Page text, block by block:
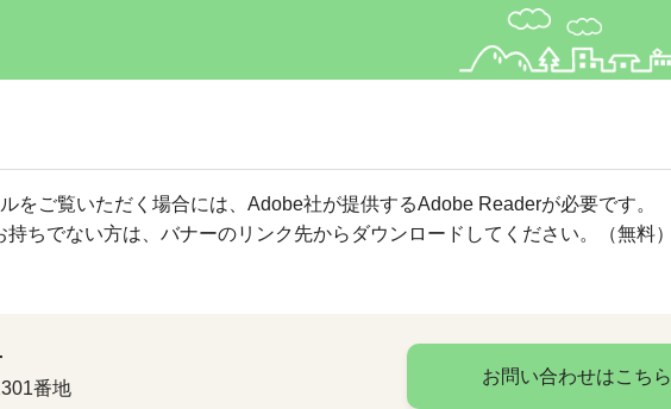
をご覧いただく場合には、Adobe社が提供するAdobe Readerが必要です。
ちでない方は、バナーのリンク先からダウンロードしてください。（無料）
番地
お問い合わせはこちら